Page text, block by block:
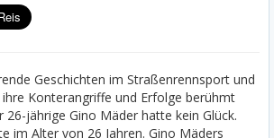
Geschichten im Straßenrennsport und
Konterangriffe und Erfolge berühmt
26-jährige Gino Mäder hatte kein Glück.
im Alter von 26 Jahren. Gino Mäders